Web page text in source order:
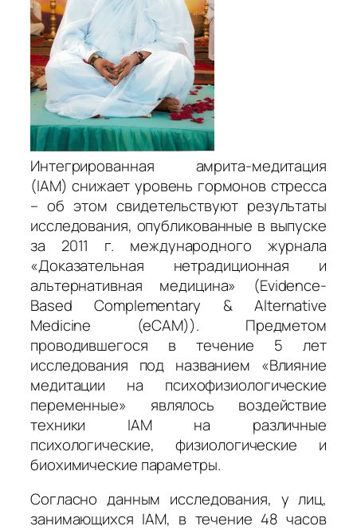
Интегрированная амрита-медитация
(IAM) снижает уровень гормонов стресса
– об этом свидетельствуют результаты
исследования, опубликованные в выпуске
за 2011 г. международного журнала
«Доказательная нетрадиционная и
альтернативная медицина» (Evidence-
Based Complementary & Alternative
Medicine (eCAM)). Предметом
проводившегося в течение 5 лет
исследования под названием «Влияние
медитации на психофизиологические
переменные» являлось воздействие
техники IAM на различные
психологические, физиологические и
биохимические параметры.
Согласно данным исследования, у лиц,
занимающихся IAM, в течение 48 часов